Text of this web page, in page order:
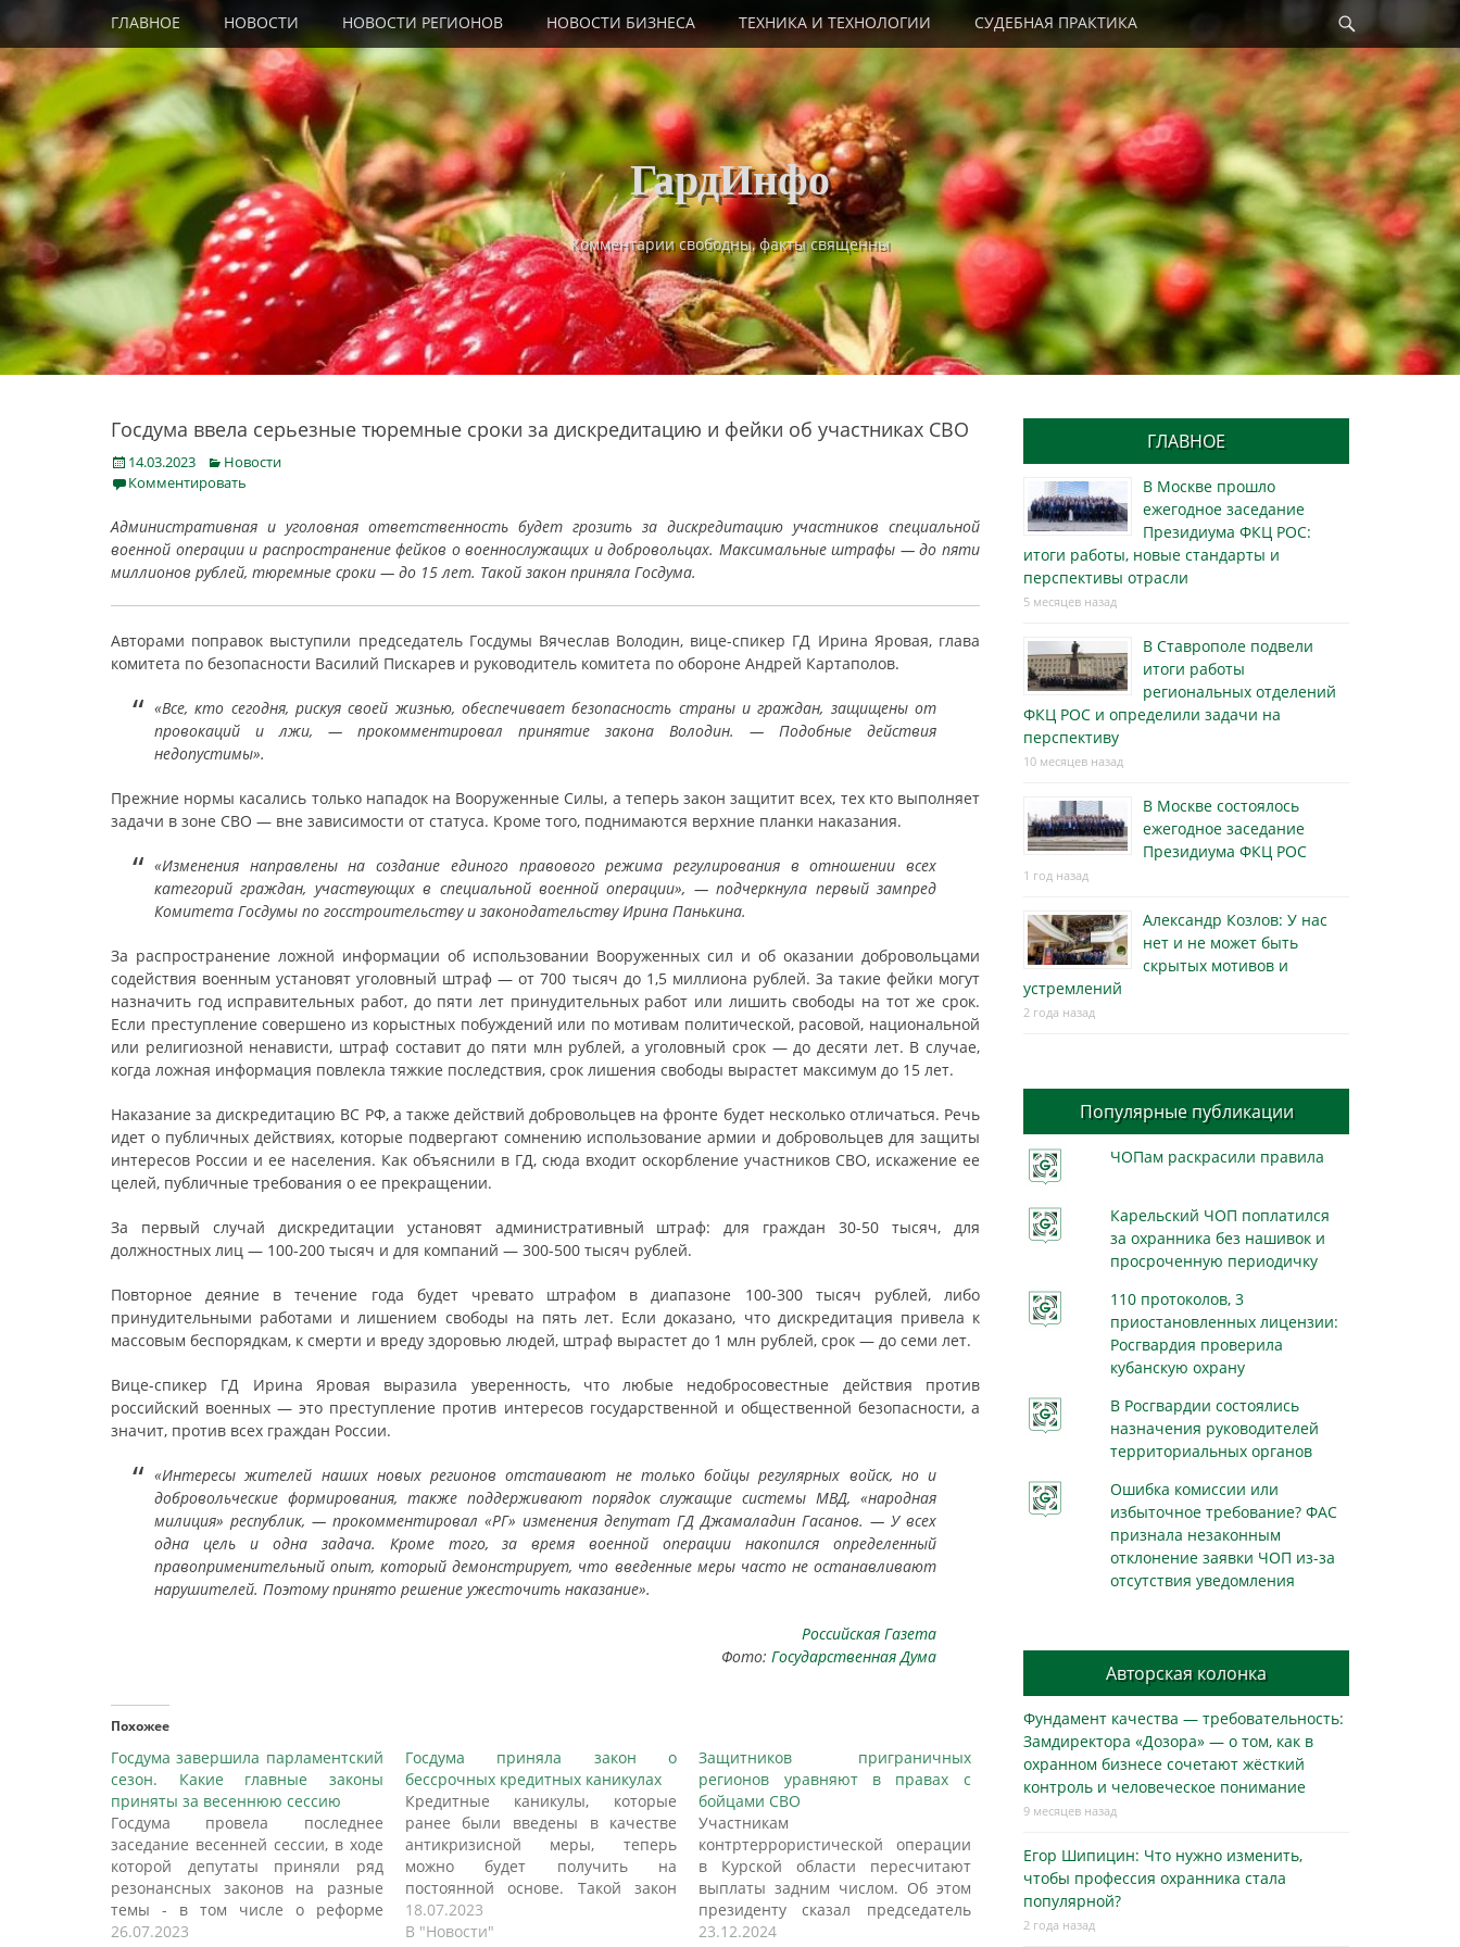
content
Primary Menu
ГЛАВНОЕ НОВОСТИ НОВОСТИ РЕГИОНОВ НОВОСТИ БИЗНЕСА ТЕХНИКА И ТЕХНОЛОГИИ СУДЕБНАЯ ПРАКТИКА
ГардИнфо
Комментарии свободны, факты священны
Госдума ввела серьезные тюремные сроки за дискредитацию и фейки об участниках СВО
Posted
on
14.03.2023 Categories
Новости
Комментировать
Административная и уголовная ответственность будет грозить за дискредитацию участников специальной
военной операции и распространение фейков о военнослужащих и добровольцах. Максимальные штрафы — до пяти
миллионов рублей, тюремные сроки — до 15 лет. Такой закон приняла Госдума.
Авторами поправок выступили председатель Госдумы Вячеслав Володин, вице-спикер ГД Ирина Яровая, глава
комитета по безопасности Василий Пискарев и руководитель комитета по обороне Андрей Картаполов.
«Все, кто сегодня, рискуя своей жизнью, обеспечивает безопасность страны и граждан, защищены от
провокаций и лжи, — прокомментировал принятие закона Володин. — Подобные действия
недопустимы».
Прежние нормы касались только нападок на Вооруженные Силы, а теперь закон защитит всех, тех кто выполняет
задачи в зоне СВО — вне зависимости от статуса. Кроме того, поднимаются верхние планки наказания.
«Изменения направлены на создание единого правового режима регулирования в отношении всех
категорий граждан, участвующих в специальной военной операции», — подчеркнула первый зампред
Комитета Госдумы по госстроительству и законодательству Ирина Панькина.
За распространение ложной информации об использовании Вооруженных сил и об оказании добровольцами
содействия военным установят уголовный штраф — от 700 тысяч до 1,5 миллиона рублей. За такие фейки могут
назначить год исправительных работ, до пяти лет принудительных работ или лишить свободы на тот же срок.
Если преступление совершено из корыстных побуждений или по мотивам политической, расовой, национальной
или религиозной ненависти, штраф составит до пяти млн рублей, а уголовный срок — до десяти лет. В случае,
когда ложная информация повлекла тяжкие последствия, срок лишения свободы вырастет максимум до 15 лет.
Наказание за дискредитацию ВС РФ, а также действий добровольцев на фронте будет несколько отличаться. Речь
идет о публичных действиях, которые подвергают сомнению использование армии и добровольцев для защиты
интересов России и ее населения. Как объяснили в ГД, сюда входит оскорбление участников СВО, искажение ее
целей, публичные требования о ее прекращении.
За первый случай дискредитации установят административный штраф: для граждан 30-50 тысяч, для
должностных лиц — 100-200 тысяч и для компаний — 300-500 тысяч рублей.
Повторное деяние в течение года будет чревато штрафом в диапазоне 100-300 тысяч рублей, либо
принудительными работами и лишением свободы на пять лет. Если доказано, что дискредитация привела к
массовым беспорядкам, к смерти и вреду здоровью людей, штраф вырастет до 1 млн рублей, срок — до семи лет.
Вице-спикер ГД Ирина Яровая выразила уверенность, что любые недобросовестные действия против
российский военных — это преступление против интересов государственной и общественной безопасности, а
значит, против всех граждан России.
«Интересы жителей наших новых регионов отстаивают не только бойцы регулярных войск, но и
добровольческие формирования, также поддерживают порядок служащие системы МВД, «народная
милиция» республик, — прокомментировал «РГ» изменения депутат ГД Джамаладин Гасанов. — У всех
одна цель и одна задача. Кроме того, за время военной операции накопился определенный
правоприменительный опыт, который демонстрирует, что введенные меры часто не останавливают
нарушителей. Поэтому принято решение ужесточить наказание».
Российская Газета
Фото: Государственная Дума
Похожее
Госдума завершила парламентский
сезон. Какие главные законы
приняты за весеннюю сессию
Госдума провела последнее
заседание весенней сессии, в ходе
которой депутаты приняли ряд
резонансных законов на разные
темы - в том числе о реформе
системы воинского учета и
26.07.2023
Госдума приняла закон о
бессрочных кредитных каникулах
Кредитные каникулы, которые
ранее были введены в качестве
антикризисной меры, теперь
можно будет получить на
постоянной основе. Такой закон
приняла Госдума, пишет
"Российская газета". Отсрочка по
18.07.2023
В "Новости"
Защитников приграничных
регионов уравняют в правах с
бойцами СВО
Участникам
контртеррористической операции
в Курской области пересчитают
выплаты задним числом. Об этом
президенту сказал председатель
Госдумы Вячеслав Володин.
23.12.2024
ГЛАВНОЕ
В Москве прошло
ежегодное заседание
Президиума ФКЦ РОС:
итоги работы, новые стандарты и
перспективы отрасли
5 месяцев назад
В Ставрополе подвели
итоги работы
региональных отделений
ФКЦ РОС и определили задачи на
перспективу
10 месяцев назад
В Москве состоялось
ежегодное заседание
Президиума ФКЦ РОС
1 год назад
Александр Козлов: У нас
нет и не может быть
скрытых мотивов и
устремлений
2 года назад
Популярные публикации
ЧОПам раскрасили правила
Карельский ЧОП поплатился
за охранника без нашивок и
просроченную периодичку
110 протоколов, 3
приостановленных лицензии:
Росгвардия проверила
кубанскую охрану
В Росгвардии состоялись
назначения руководителей
территориальных органов
Ошибка комиссии или
избыточное требование? ФАС
признала незаконным
отклонение заявки ЧОП из-за
отсутствия уведомления
Авторская колонка
Фундамент качества — требовательность:
Замдиректора «Дозора» — о том, как в
охранном бизнесe сочетают жёсткий
контроль и человеческое понимание
9 месяцев назад
Егор Шипицин: Что нужно изменить,
чтобы профессия охранника стала
популярной?
2 года назад